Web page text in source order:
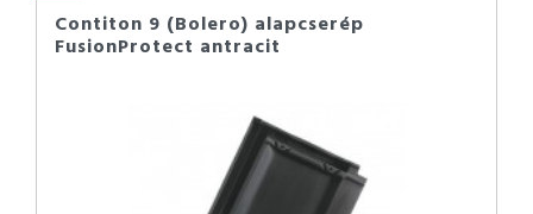
Contiton 9 (Bolero) alapcserép
FusionProtect antracit